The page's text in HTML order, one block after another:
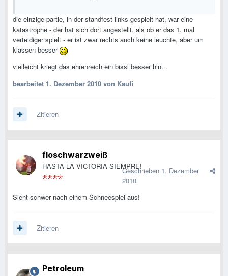
die einzige partie, in der standfest links gespielt hat, war eine
katastrophe - der hat sich dort angestellt, als ob er das 1. mal
verteidiger spielt - er ist zwar rechts auch keine leuchte, aber um
klassen besser
vielleicht kriegt das ehrenreich ein bissl besser hin...
bearbeitet 1. Dezember 2010 von Kaufi
Zitieren
floschwarzweiß
HASTA LA VICTORIA SIEMPRE!Geschrieben 1. Dezember
2010
Sieht schwer nach einem Schneespiel aus!
Zitieren
Petroleum